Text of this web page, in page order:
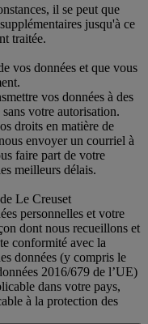
il se peut que
jusqu'à ce
traitée.
vos données et que vous
vos données à des
votre autorisation.
droits en matière de
envoyer un courriel à
faire part de votre
meilleurs délais.
Le Creuset
personnelles et votre
dont nous recueillons et
conformité avec la
données (y compris le
2016/679 de l’UE)
dans votre pays,
à la protection des